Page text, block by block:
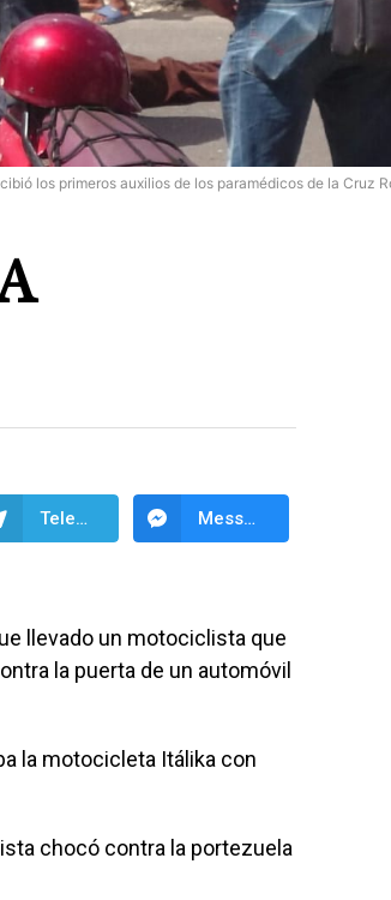
los primeros auxilios de los paramédicos de la Cruz
Telegram Messenger
llevado un motociclista que
la puerta de un automóvil
la motocicleta Itálika con
chocó contra la portezuela